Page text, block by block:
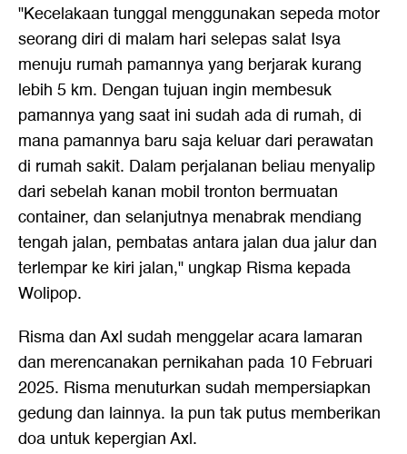
"Kecelakaan tunggal menggunakan sepeda motor
seorang diri di malam hari selepas salat Isya
menuju rumah pamannya yang berjarak kurang
lebih 5 km. Dengan tujuan ingin membesuk
pamannya yang saat ini sudah ada di rumah, di
mana pamannya baru saja keluar dari perawatan
di rumah sakit. Dalam perjalanan beliau menyalip
dari sebelah kanan mobil tronton bermuatan
container, dan selanjutnya menabrak mendiang
tengah jalan, pembatas antara jalan dua jalur dan
terlempar ke kiri jalan," ungkap Risma kepada
Wolipop.
Risma dan Axl sudah menggelar acara lamaran
dan merencanakan pernikahan pada 10 Februari
2025. Risma menuturkan sudah mempersiapkan
gedung dan lainnya. Ia pun tak putus memberikan
doa untuk kepergian Axl.